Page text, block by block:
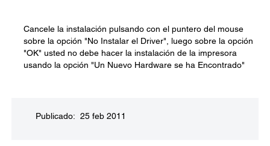
Cancele la instalación pulsando con el puntero del mouse
sobre la opción "No Instalar el Driver", luego sobre la opción
"OK" usted no debe hacer la instalación de la impresora
usando la opción "Un Nuevo Hardware se ha Encontrado"
Publicado: 25 feb 2011